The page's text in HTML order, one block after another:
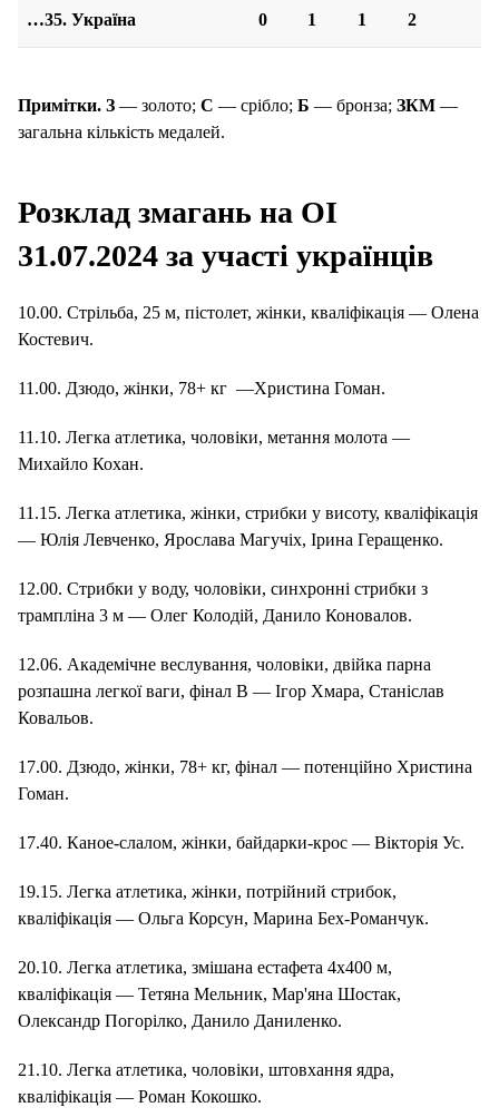
…35. Україна 0 1 1 2
Примітки. З — золото; С — срібло; Б — бронза; ЗКМ —
загальна кількість медалей.
Розклад змагань на ОІ
31.07.2024 за участі українців
10.00. Стрільба, 25 м, пістолет, жінки, кваліфікація — Олена
Костевич.
11.00. Дзюдо, жінки, 78+ кг —Христина Гоман.
11.10. Легка атлетика, чоловіки, метання молота —
Михайло Кохан.
11.15. Легка атлетика, жінки, стрибки у висоту, кваліфікація
— Юлія Левченко, Ярослава Магучіх, Ірина Геращенко.
12.00. Стрибки у воду, чоловіки, синхронні стрибки з
трампліна 3 м — Олег Колодій, Данило Коновалов.
12.06. Академічне веслування, чоловіки, двійка парна
розпашна легкої ваги, фінал B — Ігор Хмара, Станіслав
Ковальов.
17.00. Дзюдо, жінки, 78+ кг, фінал — потенційно Христина
Гоман.
17.40. Каное-слалом, жінки, байдарки-крос — Вікторія Ус.
19.15. Легка атлетика, жінки, потрійний стрибок,
кваліфікація — Ольга Корсун, Марина Бех-Романчук.
20.10. Легка атлетика, змішана естафета 4х400 м,
кваліфікація — Тетяна Мельник, Мар'яна Шостак,
Олександр Погорілко, Данило Даниленко.
21.10. Легка атлетика, чоловіки, штовхання ядра,
кваліфікація — Роман Кокошко.